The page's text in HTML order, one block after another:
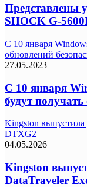
Представлены
SHOCK G-
С 10 января
обновлений
27.05.2023
С 10 января
будут
Kingston
DTXG2
04.05.2026
Kingston
DataTraveler